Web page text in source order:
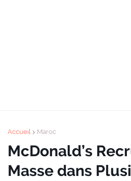
Accueil Maroc
McDonald’s
Masse dans